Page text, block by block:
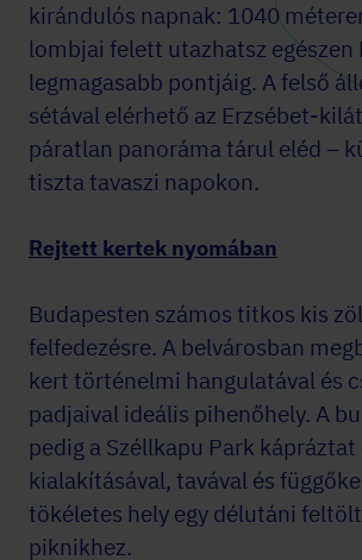
kirándulós napnak: 1040
lombjai felett utazhatsz egészen
legmagasabb pontjáig. A felső
sétával elérhető az Erzsébet-
páratlan panoráma tárul eléd –
tiszta tavaszi napokon.
Rejtett kertek nyomában
Budapesten számos titkos kis
felfedezésre. A belvárosban
kert történelmi hangulatával és
padjaival ideális pihenőhely. A
pedig a Széllkapu Park
kialakításával, tavával és
tökéletes hely egy délutáni
piknikhez.